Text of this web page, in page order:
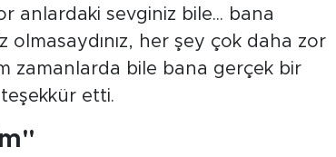
anlardaki sevginiz bile... bana
her şey çok daha zor
zamanlarda bile bana gerçek bir
etti.